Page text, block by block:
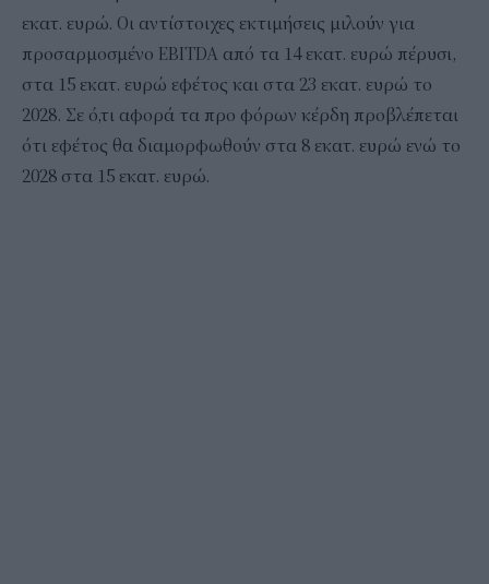
εκατ. ευρώ. Οι αντίστοιχες εκτιμήσεις μιλούν για
προσαρμοσμένο EBITDA από τα 14 εκατ. ευρώ πέρυσι,
στα 15 εκατ. ευρώ εφέτος και στα 23 εκατ. ευρώ το
2028. Σε ό,τι αφορά τα προ φόρων κέρδη προβλέπεται
ότι εφέτος θα διαμορφωθούν στα 8 εκατ. ευρώ ενώ το
2028 στα 15 εκατ. ευρώ.